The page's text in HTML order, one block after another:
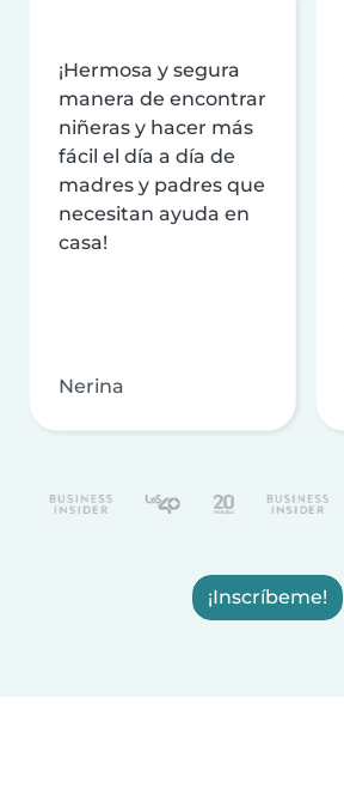
¡Hermosa y segura
manera de encontrar
niñeras y hacer más
fácil el día a día de
madres y padres que
necesitan ayuda en
casa!
Nerina
¡Inscríbeme!